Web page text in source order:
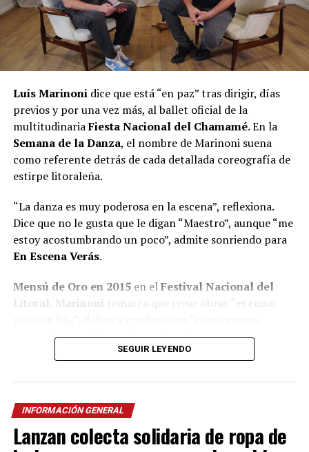
Luis Marinonidice que está “en paz” tras dirigir, días
previos y por una vez más, al ballet oficial de la
multitudinariaFiesta Nacional del Chamamé. En la
Semana de la Danza, el nombre de Marinoni suena
como referente detrás de cada detallada coreografía de
estirpe litoraleña.
“La danza es muy poderosa en la escena”, reflexiona.
Dice que no le gusta que le digan “Maestro”, aunque “me
estoy acostumbrando un poco”, admite sonriendo para
En Escena Verás.
Mensú de Oro en 2015en elFestival Nacional del
Litoral Marinoni remarca que crear obras “es como
momentos saqué las mejores obras”.
A pesar de quedar seleccionadoentre 600 personas
para integrar el Ballet Folklórico Nacionalal mando
de la renombradaNorma Viola
“nunca me consideré un buen bailarín” y recuerda que
se fue de Posadas con la idea de volver y crear el grupo
de danzas que aún no existía.
SEGUIR LEYENDO
INFORMACIÓN GENERAL
Lanzan colecta solidaria de ropa de